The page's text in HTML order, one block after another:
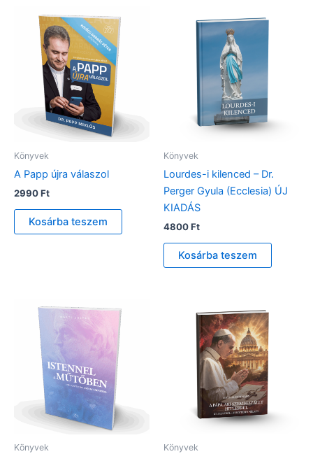
Könyvek
A Papp újra válaszol
2990Ft
Kosárba teszem
Könyvek
Lourdes-i kilenced – Dr.
Perger Gyula (Ecclesia) ÚJ
KIADÁS
4800Ft
Kosárba teszem
Könyvek Könyvek